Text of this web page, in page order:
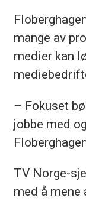
mange av
medier kan
– Fokuset
jobbe med
TV Norge-
med å